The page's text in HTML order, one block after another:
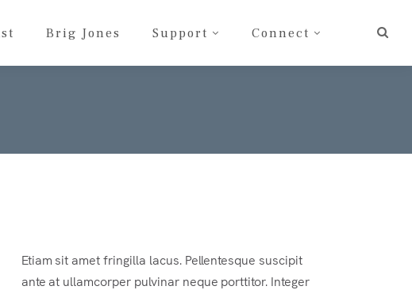
Brig Jones Support Connect
Etiam sit amet fringilla lacus. Pellentesque suscipit
ante at ullamcorper pulvinar neque porttitor. Integer